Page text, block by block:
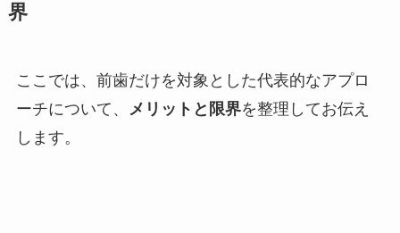
界
ここでは、前歯だけを対象とした代表的なアプロ
ーチについて、
メリットと限界を整理してお伝え
します。